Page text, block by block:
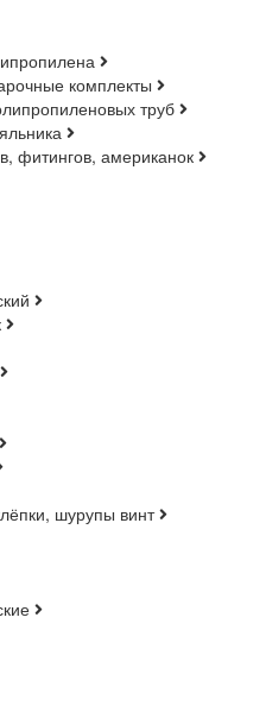
комплекты
труб
фитингов, американок
шурупы винт